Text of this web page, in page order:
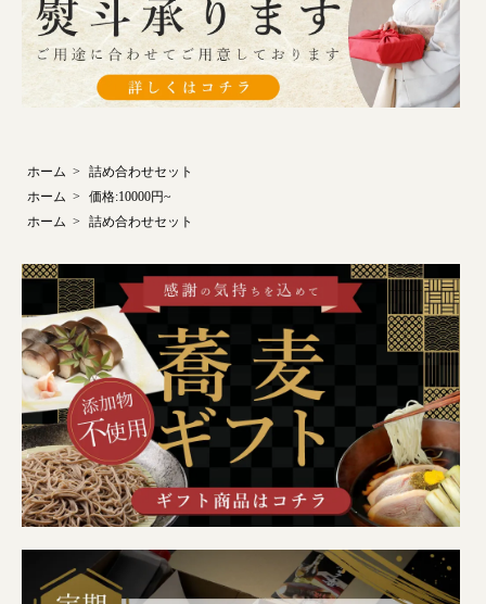
ホーム >
詰め合わせセット
ホーム >
価格:10000円~
ホーム > 詰め合わせセット